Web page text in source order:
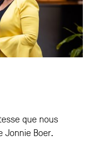
que nous
Jonnie Boer.